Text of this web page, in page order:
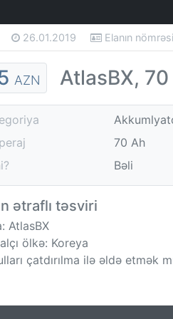
26.01.2019 Elanın
AZN AtlasBX, 70
70 Ah
Bəli
ətraflı təsviri
AtlasBX
ölkə: Koreya
çatdırılma ilə əldə etmək